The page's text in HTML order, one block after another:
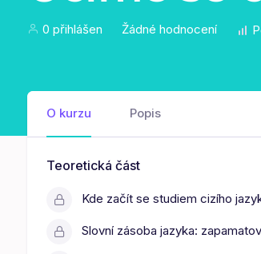
0 přihlášen Žádné hodnocení
O kurzu Popis
Teoretická část
Kde začít se studiem cizího
Slovní zásoba jazyka: